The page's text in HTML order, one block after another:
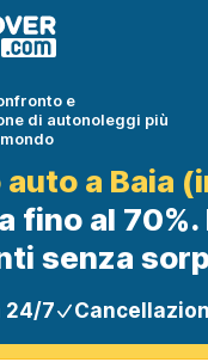
e
di autonoleggi più
a Baia
fino al 70%.
senza
24/7